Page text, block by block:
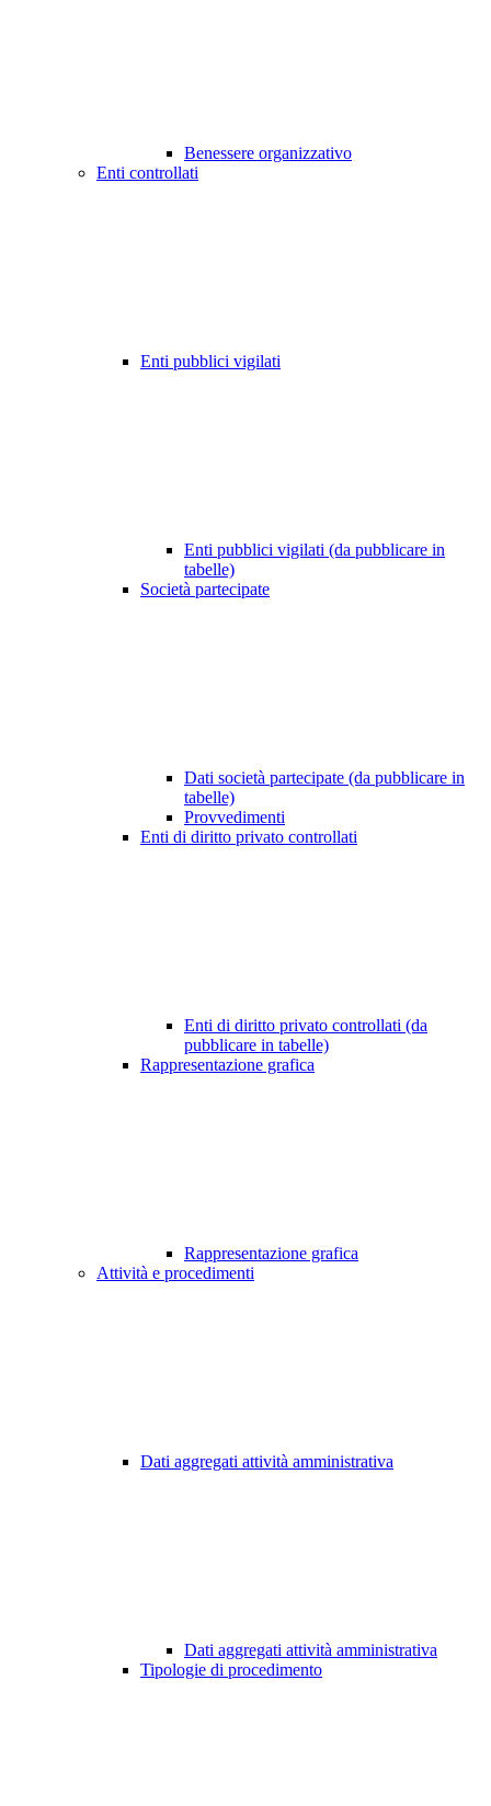
Benessere organizzativo
Enti controllati
Enti pubblici vigilati
Enti pubblici vigilati (da pubblicare in
tabelle)
Società partecipate
Dati società partecipate (da pubblicare in
tabelle)
Provvedimenti
Enti di diritto privato controllati
Enti di diritto privato controllati (da
pubblicare in tabelle)
Rappresentazione grafica
Rappresentazione grafica
Attività e procedimenti
Dati aggregati attività amministrativa
Dati aggregati attività amministrativa
Tipologie di procedimento